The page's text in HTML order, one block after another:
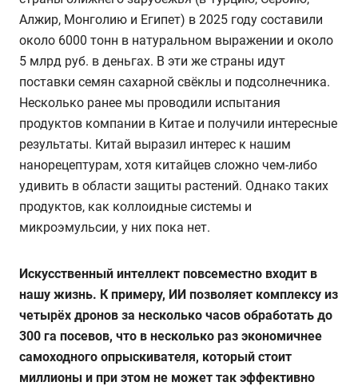
Алжир, Монголию и Египет) в 2025 году составили
около 6000 тонн в натуральном выражении и около
5 млрд руб. в деньгах. В эти же страны идут
поставки семян сахарной свёклы и подсолнечника.
Несколько ранее мы проводили испытания
продуктов компании в Китае и получили интересные
результаты. Китай выразил интерес к нашим
нанорецептурам, хотя китайцев сложно чем-либо
удивить в области защиты растений. Однако таких
продуктов, как коллоидные системы и
микроэмульсии, у них пока нет.
Искусственный интеллект повсеместно входит в
нашу жизнь. К примеру, ИИ позволяет комплексу из
четырёх дронов за несколько часов обработать до
300 га посевов, что в несколько раз экономичнее
самоходного опрыскивателя, который стоит
миллионы и при этом не может так эффективно